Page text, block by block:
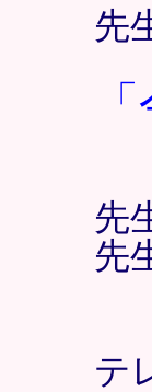
先
先
先
テ